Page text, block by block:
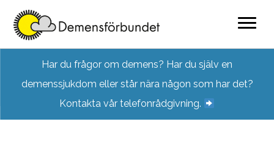
content
Har du frågor om demens? Har du själv en
demenssjukdom eller står nära någon som har det?
Kontakta vår telefonrådgivning.